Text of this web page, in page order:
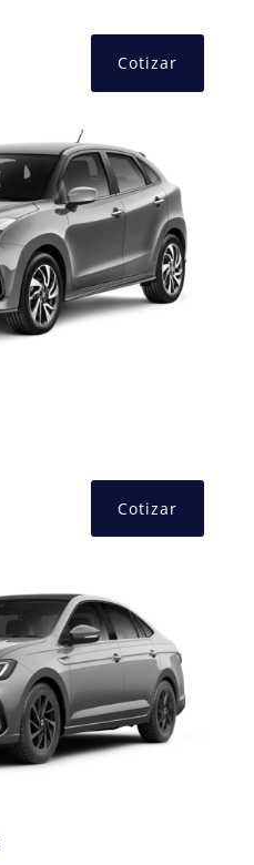
Cotizar
Cotizar